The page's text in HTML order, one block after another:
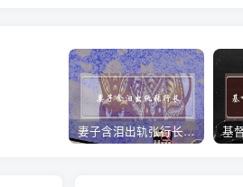
妻子含泪出轨张行长 她说全都是因为家中